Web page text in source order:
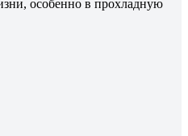
особенно в прохладную